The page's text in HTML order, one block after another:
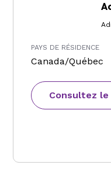
PAYS DE RÉSIDENCE
Canada/Québec
Consultez